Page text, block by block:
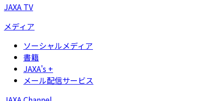
JAXA TV
メディア
ソーシャルメディア
書籍
JAXA's +
メール配信サービス